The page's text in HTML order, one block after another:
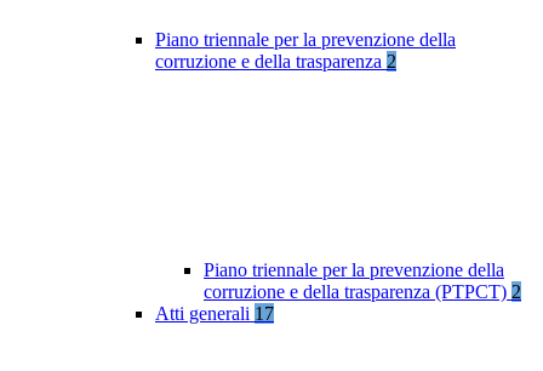
Piano triennale per la prevenzione della
corruzione e della trasparenza 2
Piano triennale per la prevenzione della
corruzione e della trasparenza (PTPCT) 2
Atti generali 17